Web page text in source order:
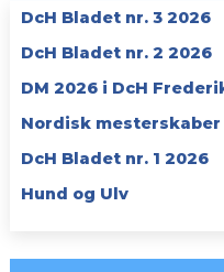
DcH Bladet nr. 3 2026
DcH Bladet nr. 2 2026
DM 2026 i DcH
Nordisk mesterskaber
DcH Bladet nr. 1 2026
Hund og Ulv